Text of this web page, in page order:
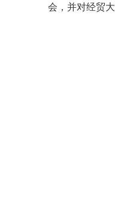
会，并对经贸